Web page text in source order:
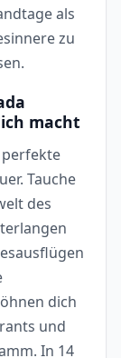
als
zu
macht
Tauche
des
dich
und
In 14